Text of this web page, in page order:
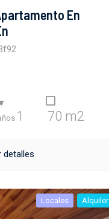
En
1 70 m2
detalles
Locales Alquiler